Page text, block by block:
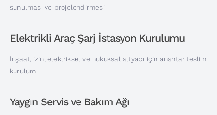
sunulması ve projelendirmesi
Elektrikli Araç Şarj İstasyon Kurulumu
İnşaat, izin, elektriksel ve hukuksal altyapı için anahtar teslim
kurulum
Yaygın Servis ve Bakım Ağı